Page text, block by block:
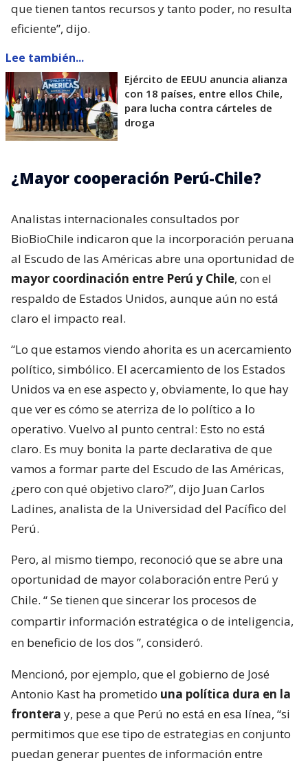
que tienen tantos recursos y tanto poder, no resulta
eficiente”, dijo.
Lee también...
Ejército de EEUU anuncia alianza
con 18 países, entre ellos Chile,
para lucha contra cárteles de
droga
¿Mayor cooperación Perú-Chile?
Analistas internacionales consultados por
BioBioChile indicaron que la incorporación peruana
al Escudo de las Américas abre una oportunidad de
mayor coordinación entre Perú y Chile, con el
respaldo de Estados Unidos, aunque aún no está
claro el impacto real.
“Lo que estamos viendo ahorita es un acercamiento
político, simbólico. El acercamiento de los Estados
Unidos va en ese aspecto y, obviamente, lo que hay
que ver es cómo se aterriza de lo político a lo
operativo. Vuelvo al punto central: Esto no está
claro. Es muy bonita la parte declarativa de que
vamos a formar parte del Escudo de las Américas,
¿pero con qué objetivo claro?”, dijo Juan Carlos
Ladines, analista de la Universidad del Pacífico del
Perú.
Pero, al mismo tiempo, reconoció que se abre una
oportunidad de mayor colaboración entre Perú y
Chile. “Se tienen que sincerar los procesos de
compartir información estratégica o de inteligencia,
en beneficio de los dos ”, consideró.
Mencionó, por ejemplo, que el gobierno de José
Antonio Kast ha prometido una política dura en la
frontera y, pese a que Perú no está en esa línea, “si
permitimos que ese tipo de estrategias en conjunto
puedan generar puentes de información entre